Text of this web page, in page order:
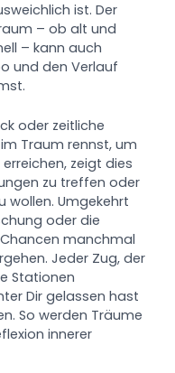
ist. Der
– ob alt und
– kann auch
und den Verlauf
oder zeitliche
Traum rennst, um
zeigt dies
zu treffen oder
wollen. Umgekehrt
oder die
manchmal
Jeder Zug, der
Stationen
Dir gelassen hast
So werden Träume
innerer